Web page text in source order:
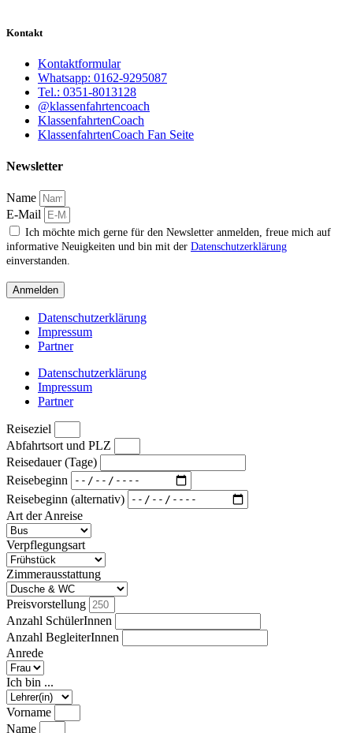
Kontakt
Kontaktformular
Whatsapp: 0162-9295087
Tel.: 0351-8013128
@klassenfahrtencoach
KlassenfahrtenCoach
KlassenfahrtenCoach Fan Seite
Newsletter
Name
E-Mail
Ich möchte mich gerne für den Newsletter anmelden, freue mich auf
informative Neuigkeiten und bin mit der Datenschutzerklärung
einverstanden.
Anmelden
Datenschutzerklärung
Impressum
Partner
Datenschutzerklärung
Impressum
Partner
Reiseziel
Abfahrtsort und PLZ
Reisedauer (Tage)
Reisebeginn
Reisebeginn (alternativ)
Art der Anreise
Verpflegungsart
Zimmerausstattung
Preisvorstellung
Anzahl SchülerInnen
Anzahl BegleiterInnen
Anrede
Ich bin ...
Vorname
Name